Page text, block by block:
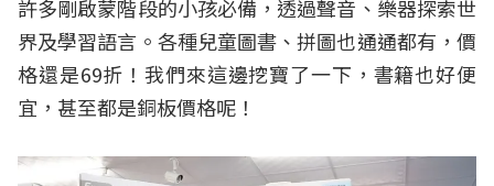
許多剛啟蒙階段的小孩必備，透過聲音、樂器探索世
界及學習語言。各種兒童圖書、拼圖也通通都有，價
格還是69折！我們來這邊挖寶了一下，書籍也好便
宜，甚至都是銅板價格呢！